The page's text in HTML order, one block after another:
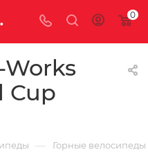
а со скидкой 0
Cup
— Горные велосипеды